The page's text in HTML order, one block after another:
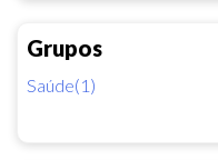
Grupos
Saúde(1)